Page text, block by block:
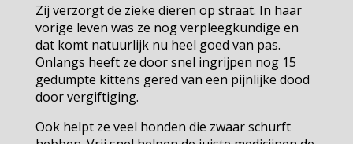
Zij verzorgt de zieke dieren op straat. In haar
vorige leven was ze nog verpleegkundige en
dat komt natuurlijk nu heel goed van pas.
Onlangs heeft ze door snel ingrijpen nog 15
gedumpte kittens gered van een pijnlijke dood
door vergiftiging.
Ook helpt ze veel honden die zwaar schurft